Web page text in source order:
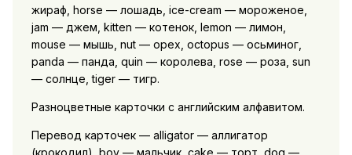
жираф, horse — лошадь, ice-cream — мороженое,
jam — джем, kitten — котенок, lemon — лимон,
mouse — мышь, nut — орех, octopus — осьминог,
panda — панда, quin — королева, rose — роза, sun
— солнце, tiger — тигр.
Разноцветные карточки с английским алфавитом.
Перевод карточек — alligator — аллигатор
(крокодил), boy — мальчик, cake — торт, dog —